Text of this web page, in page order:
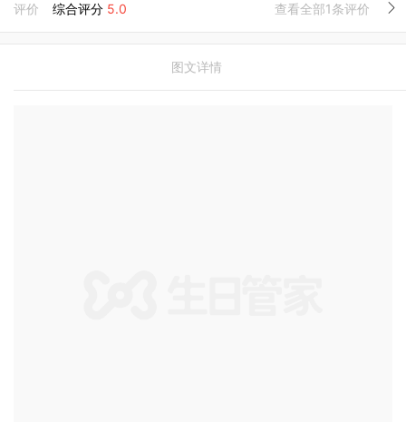
评价 综合评分 5.0 查看全部1条评价
图文详情